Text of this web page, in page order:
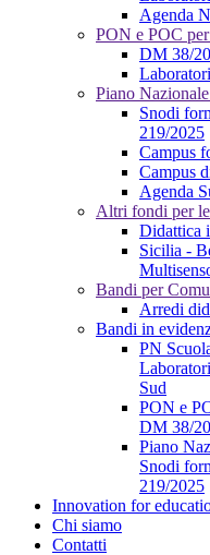
Agenda
PON e POC
DM 38/
Piano
Snodi
219/2025
Campus
Campus
Agenda
Altri fondi per
Didattica
Sicilia -
Bandi per
Arredi
Bandi in
PN
Sud
PON e
DM 38/
Piano
Snodi
219/2025
Innovation for
Chi siamo
Contatti